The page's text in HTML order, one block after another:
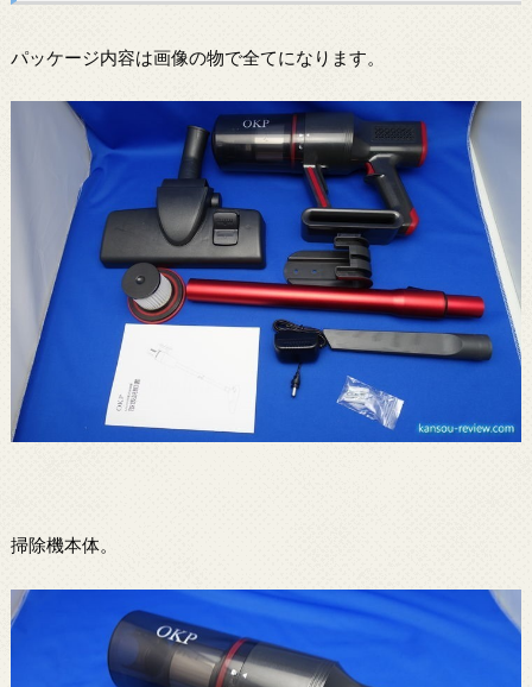
パッケージ内容は画像の物で全てになります。
掃除機本体。